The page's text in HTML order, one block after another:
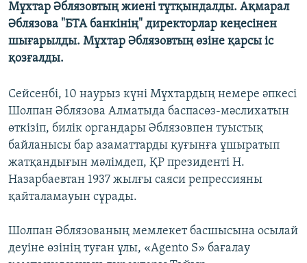
Мұхтар Әблязовтың жиені тұтқындалды. Ақмарал
Әблязова "БТА банкінің" директорлар кеңесінен
шығарылды. Мұхтар Әблязовтың өзіне қарсы іс
қозғалды.
Сейсенбі, 10 наурыз күні Мұхтардың немере әпкесі
Шолпан Әблязова Алматыда баспасөз-мәслихатын
өткізіп, билік органдары Әблязовпен туыстық
байланысы бар азаматтарды қуғынға ұшыратып
жатқандығын мәлімдеп, ҚР президенті Н.
Назарбаевтан 1937 жылғы саяси репрессияны
қайталамауын сұрады.
Шолпан Әблязованың мемлекет басшысына осылай
деуіне өзінің туған ұлы, «Agento S» бағалау